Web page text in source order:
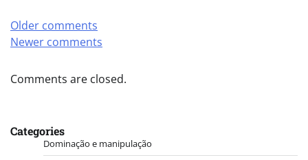
Comments
navigation
Older comments
Newer comments
Comments are closed.
Categories
Dominação e manipulação